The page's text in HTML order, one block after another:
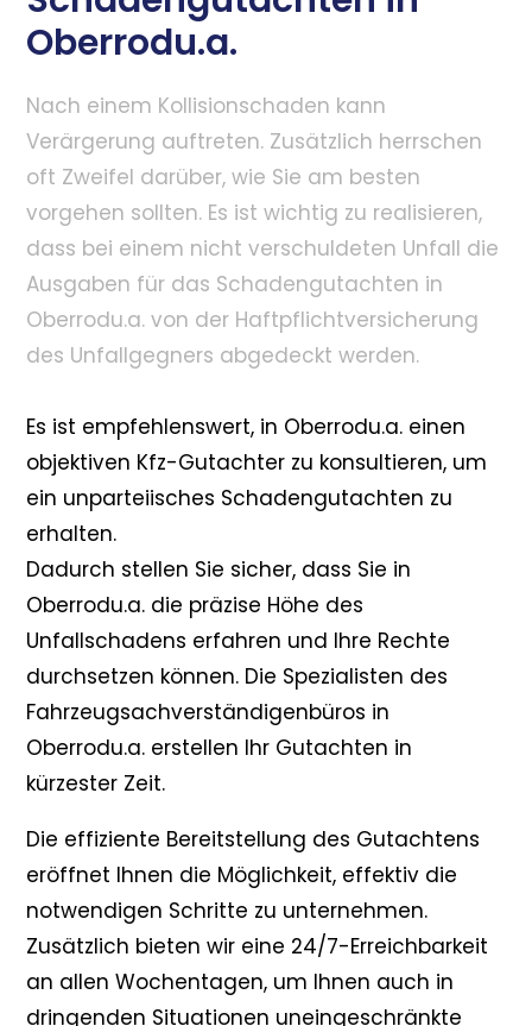
Oberrodu.a.
Nach einem Kollisionschaden kann
Verärgerung auftreten. Zusätzlich herrschen
oft Zweifel darüber, wie Sie am besten
vorgehen sollten. Es ist wichtig zu realisieren,
dass bei einem nicht verschuldeten Unfall die
Ausgaben für das Schadengutachten in
Oberrodu.a. von der Haftpflichtversicherung
des Unfallgegners abgedeckt werden.
Es ist empfehlenswert, in Oberrodu.a. einen
objektiven Kfz-Gutachter zu konsultieren, um
ein unparteiisches Schadengutachten zu
erhalten.
Dadurch stellen Sie sicher, dass Sie in
Oberrodu.a. die präzise Höhe des
Unfallschadens erfahren und Ihre Rechte
durchsetzen können. Die Spezialisten des
Fahrzeugsachverständigenbüros in
Oberrodu.a. erstellen Ihr Gutachten in
kürzester Zeit.
Die effiziente Bereitstellung des Gutachtens
eröffnet Ihnen die Möglichkeit, effektiv die
notwendigen Schritte zu unternehmen.
Zusätzlich bieten wir eine 24/7-Erreichbarkeit
an allen Wochentagen, um Ihnen auch in
dringenden Situationen uneingeschränkte